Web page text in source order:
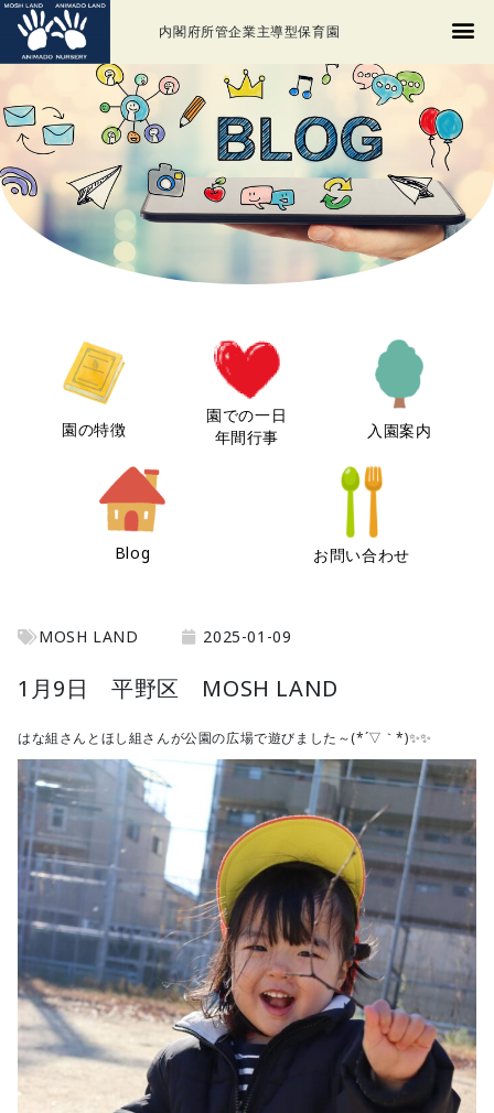
内閣府所管企業主導型保育園
園の特徴
園での一日
年間行事
入園案内
Blog お問い合わせ
MOSH LAND 2025-01-09
1月9日 平野区 MOSH LAND
はな組さんとほし組さんが公園の広場で遊びました～(*´▽｀*)✨✨